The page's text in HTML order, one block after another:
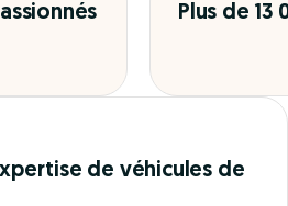
Plus de 13
de véhicules de